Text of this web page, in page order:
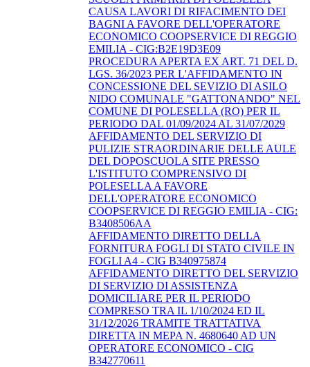
CAUSA LAVORI DI RIFACIMENTO DEI
BAGNI A FAVORE DELL'OPERATORE
ECONOMICO COOPSERVICE DI REGGIO
EMILIA - CIG:B2E19D3E09
PROCEDURA APERTA EX ART. 71 DEL D.
LGS. 36/2023 PER L'AFFIDAMENTO IN
CONCESSIONE DEL SEVIZIO DI ASILO
NIDO COMUNALE "GATTONANDO" NEL
COMUNE DI POLESELLA (RO) PER IL
PERIODO DAL 01/09/2024 AL 31/07/2029
AFFIDAMENTO DEL SERVIZIO DI
PULIZIE STRAORDINARIE DELLE AULE
DEL DOPOSCUOLA SITE PRESSO
L'ISTITUTO COMPRENSIVO DI
POLESELLA A FAVORE
DELL'OPERATORE ECONOMICO
COOPSERVICE DI REGGIO EMILIA - CIG:
B3408506AA
AFFIDAMENTO DIRETTO DELLA
FORNITURA FOGLI DI STATO CIVILE IN
FOGLI A4 - CIG B340975874
AFFIDAMENTO DIRETTO DEL SERVIZIO
DI SERVIZIO DI ASSISTENZA
DOMICILIARE PER IL PERIODO
COMPRESO TRA IL 1/10/2024 ED IL
31/12/2026 TRAMITE TRATTATIVA
DIRETTA IN MEPA N. 4680640 AD UN
OPERATORE ECONOMICO - CIG
B342770611